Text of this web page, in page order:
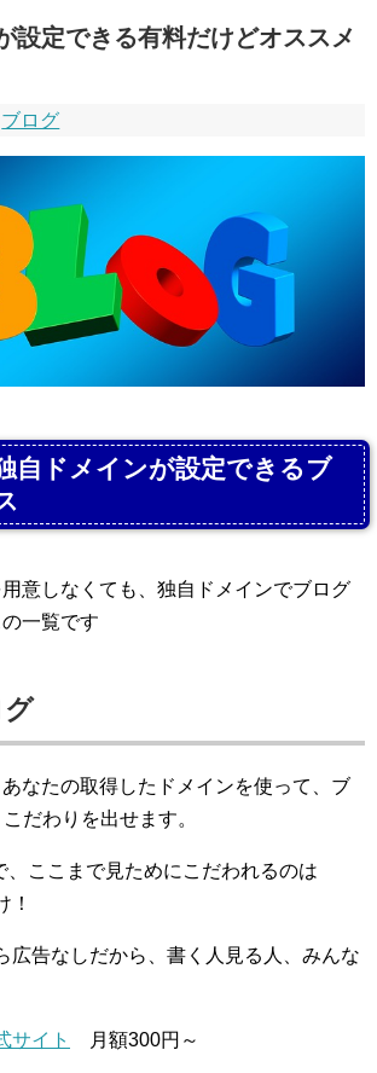
設定できる有料だけどオススメ
ブログ
自ドメインが設定できるブ
意しなくても、独自ドメインでブログ
一覧です
なたの取得したドメインを使って、ブ
だわりを出せます。
、ここまで見ためにこだわれるのは
！
広告なしだから、書く人見る人、みんな
サイト 月額300円～